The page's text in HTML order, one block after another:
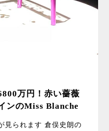
万円！赤い薔薇
ンのMiss Blanche
見られます 倉俣史朗の